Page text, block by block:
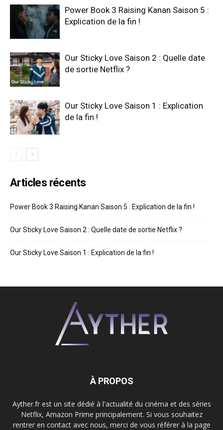
Power Book 3 Raising Kanan Saison 5 :
Explication de la fin !
Our Sticky Love Saison 2 : Quelle date
de sortie Netflix ?
Our Sticky Love Saison 1 : Explication
de la fin !
Articles récents
Power Book 3 Raising Kanan Saison 5 : Explication de la fin !
Our Sticky Love Saison 2 : Quelle date de sortie Netflix ?
Our Sticky Love Saison 1 : Explication de la fin !
À PROPOS
Ayther.fr est un site dédié à l'actualité du cinéma et des séries
Netflix, Amazon Prime principalement. Si vous souhaitez
rentrer en contact avec nous, merci de vous référer à la page